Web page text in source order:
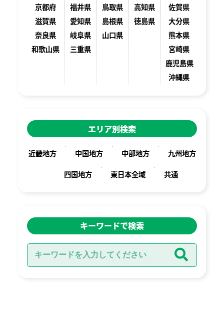
京都府
滋賀県
奈良県
和歌山県
福井県
愛知県
岐阜県
三重県
鳥取県
島根県
山口県
高知県
徳島県
佐賀県
大分県
熊本県
宮崎県
鹿児島県
沖縄県
エリア別検索
近畿地方 中国地方 中部地方
九州地方
四国地方
東日本全域 共通
キーワードで検索